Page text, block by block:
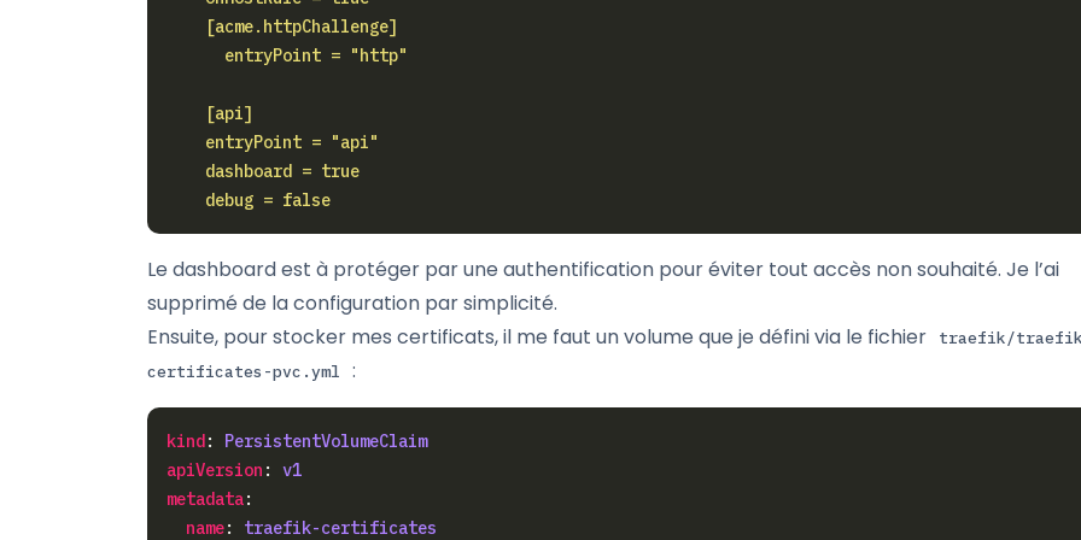
    debug = false
Le dashboard est à protéger par une authentification pour éviter tout accès non souhaité. Je l’ai
supprimé de la configuration par simplicité.
Ensuite, pour stocker mes certificats, il me faut un volume que je défini via le fichier
traefik/
certificates-pvc.yml
:
kind: PersistentVolumeClaim
apiVersion : v1
metadata
name: traefik-certificates